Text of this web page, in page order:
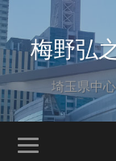
梅野弘
埼玉県中